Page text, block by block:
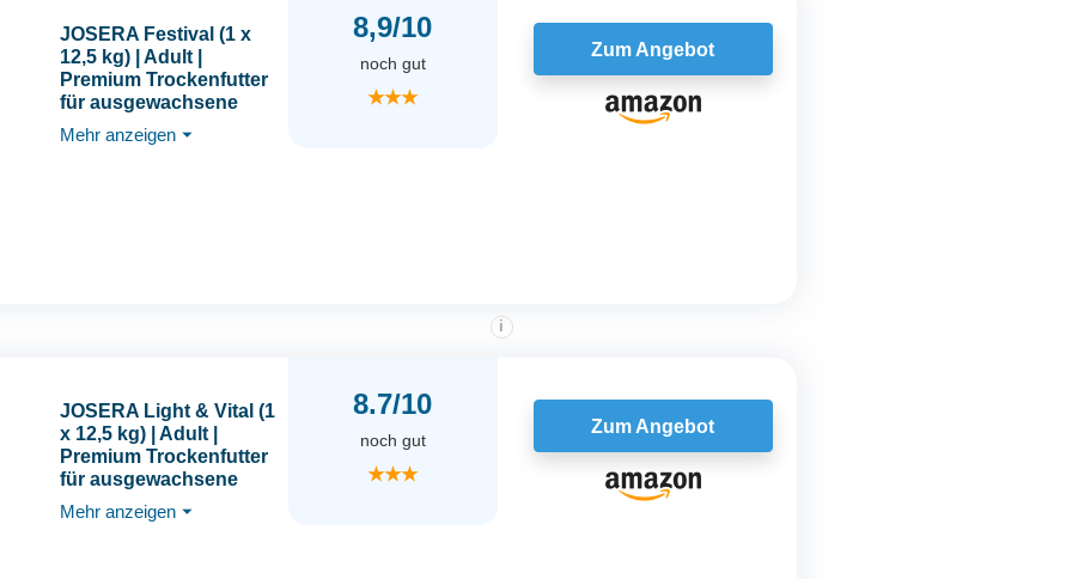
JOSERA Festival (1 x
12,5 kg) | Adult |
Premium Trockenfutter
für ausgewachsene
wählerische Hunde |
Lachs & Geflügel |
Mehr anzeigen ⏷
8,9/10
noch gut
★★★
Zum Angebot
JOSERA Light & Vital (1
x 12,5 kg) | Adult |
Premium Trockenfutter
für ausgewachsene
Hunde | Geflügel &
Erbse | wenig Fett und
Mehr anzeigen ⏷
8.7/10
i
noch gut
★★★
Zum Angebot